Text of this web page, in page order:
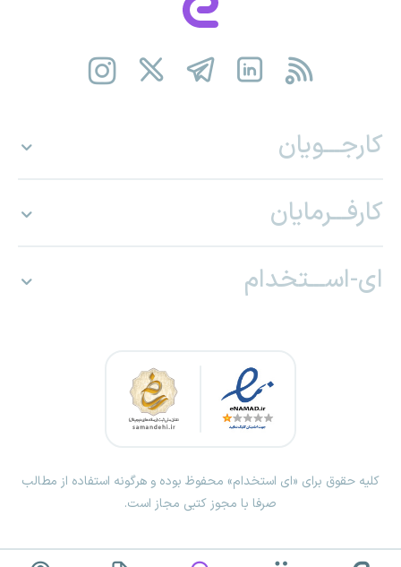
کارجـــویان
کارفـــرمایان
ای-اســـتخدام
کلیه حقوق برای «ای استخدام» محفوظ بوده و هرگونه استفاده از مطالب
صرفا با مجوز کتبی مجاز است.